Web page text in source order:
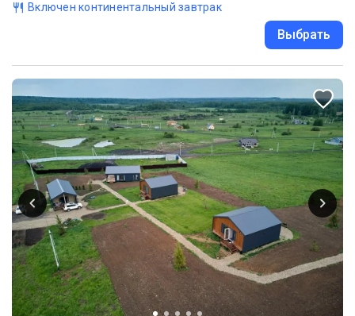
Включен континентальный завтрак
Выбрать